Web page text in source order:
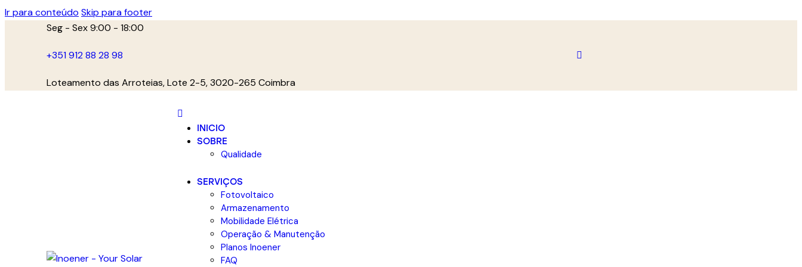
Ir para conteúdo Skip para footer
Seg - Sex 9:00 - 18:00
+351 912 88 28 98
Loteamento das Arroteias, Lote 2-5, 3020-265 Coimbra
INICIO
SOBRE
Qualidade
SERVIÇOS
Fotovoltaico
Armazenamento
Mobilidade Elétrica
Operação & Manutenção
Planos Inoener
FAQ